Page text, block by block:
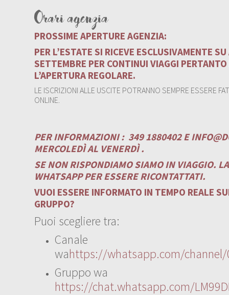
Orari agenzia
PROSSIME APERTURE AGENZIA:
PER L’ESTATE SI RICEVE ESCLUSIVAMENTE
SETTEMBRE PER CONTINUI VIAGGI
L’APERTURA REGOLARE.
LE ISCRIZIONI ALLE USCITE POTRANNO SEMPRE ESSERE
ONLINE.
PER INFORMAZIONI : 349 1880402 E
MERCOLEDÌ AL VENERDÌ .
SE NON RISPONDIAMO SIAMO IN VIAGGIO.
WHATSAPP PER ESSERE RICONTATTATI.
VUOI ESSERE INFORMATO IN TEMPO REALE
GRUPPO?
Puoi scegliere tra:
Canale
wahttps://whatsapp.com/channel/
Gruppo wa
https://chat.whatsapp.com/